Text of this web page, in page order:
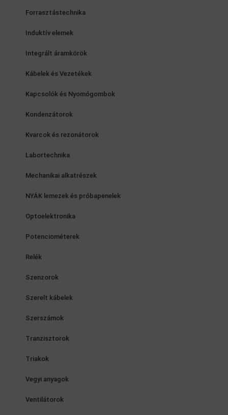
Forrasztástechnika
Induktív elemek
Integrált áramkörök
Kábelek és Vezetékek
Kapcsolók és Nyomógombok
Kondenzátorok
Kvarcok és rezonátorok
Labortechnika
Mechanikai alkatrészek
NYÁK lemezek és próbapenelek
Optoelektronika
Potenciométerek
Relék
Szenzorok
Szerelt kábelek
Szerszámok
Tranzisztorok
Triakok
Vegyi anyagok
Ventilátorok